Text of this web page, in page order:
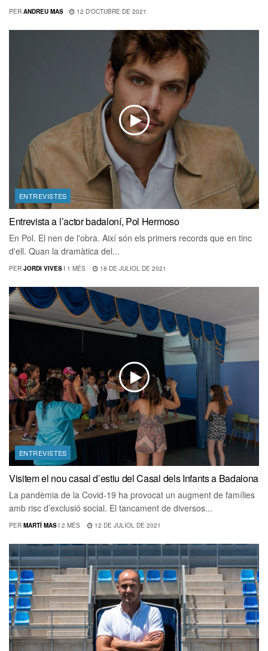
PER ANDREU MAS 12 D'OCTUBRE DE 2021
ENTREVISTES
Entrevista a l’actor badaloní, Pol Hermoso
En Pol. El nen de l'obra. Així són els primers records que en tinc
d'ell. Quan la dramàtica del...
PER JORDI VIVES I 1 MÉS 18 DE JULIOL DE 2021
ENTREVISTES
Visitem el nou casal d’estiu del Casal dels Infants a Badalona
La pandèmia de la Covid-19 ha provocat un augment de famílies
amb risc d’exclusió social. El tancament de diversos...
PER MARTÍ MAS I 2 MÉS 12 DE JULIOL DE 2021